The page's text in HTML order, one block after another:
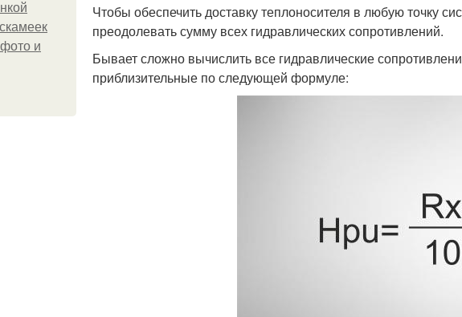
и
Чтобы обеспечить доставку теплоносителя в любую точку
преодолевать сумму всех гидравлических сопротивлений.
Бывает сложно вычислить все гидравлические
приблизительные по следующей формуле: